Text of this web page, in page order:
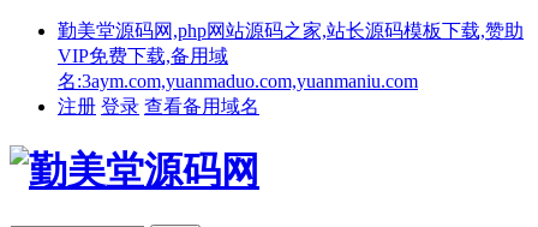
勤美堂源码网,php网站源码之家,站长源码模板下载,赞助
VIP免费下载,备用域
名:3aym.com,yuanmaduo.com,yuanmaniu.com
注册 登录 查看备用域名